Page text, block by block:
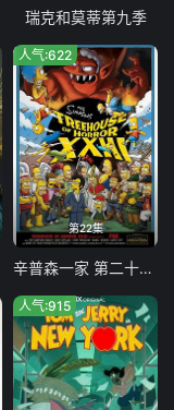
瑞克和莫蒂第九季
第22集
人气:622
辛普森一家 第二十四季
人气:915